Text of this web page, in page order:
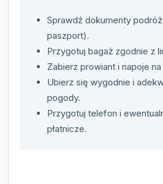
Sprawdź dokumenty
paszport).
Przygotuj bagaż zgodnie z
Zabierz prowiant i napoje
Ubierz się wygodnie i
pogody.
Przygotuj telefon i
płatnicze.